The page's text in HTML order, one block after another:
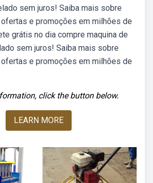
sem juros! Saiba mais sobre
e promoções em milhões de
grátis no dia compre maquina de
sem juros! Saiba mais sobre
e promoções em milhões de
click the button below.
LEARN MORE